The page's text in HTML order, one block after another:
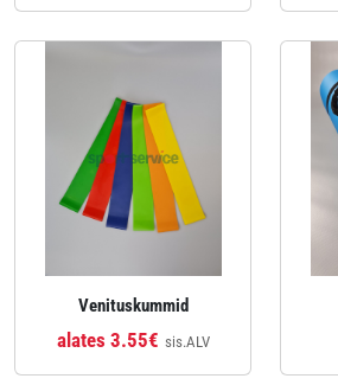
Venituskummid
alates 3.55€ sis.ALV